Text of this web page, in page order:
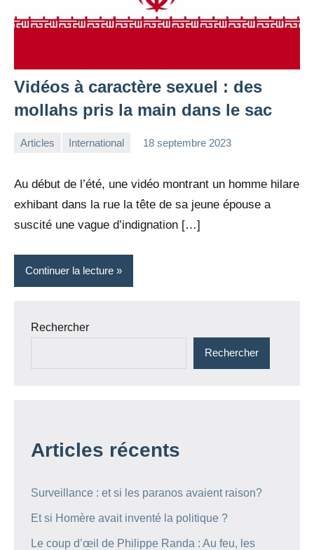
Vidéos à caractère sexuel : des
mollahs pris la main dans le sac
Articles International 18 septembre 2023
Au début de l’été, une vidéo montrant un homme hilare
exhibant dans la rue la tête de sa jeune épouse a
suscité une vague d’indignation […]
Continuer la lecture
Rechercher
Rechercher
Articles récents
Surveillance : et si les paranos avaient raison?
Et si Homère avait inventé la politique ?
Le coup d’œil de Philippe Randa : Au feu, les